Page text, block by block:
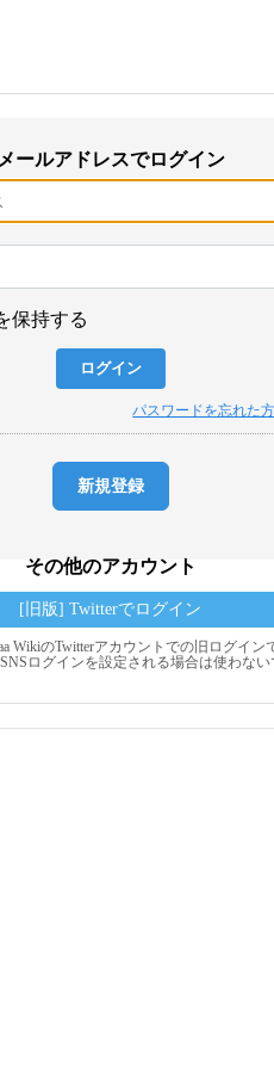
メールアドレスでログイン
保持する
パスワードを忘れた方
新規登録
その他のアカウント
[旧版] Twitterでログイン
WikiのTwitterアカウントでの旧ログイン
ログインを設定される場合は使わない